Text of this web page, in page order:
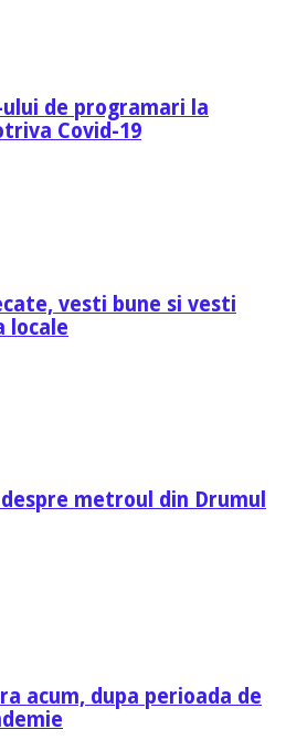
de programari la
Covid-19
vesti bune si vesti
locale
metroul din Drumul
acum, dupa perioada de